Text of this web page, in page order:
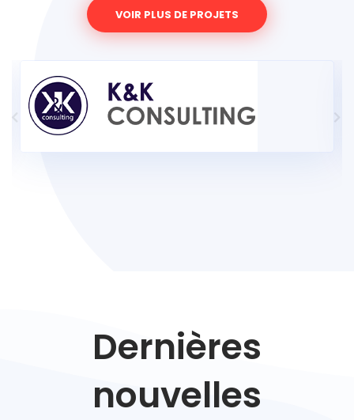
VOIR PLUS DE PROJETS
Dernières
nouvelles